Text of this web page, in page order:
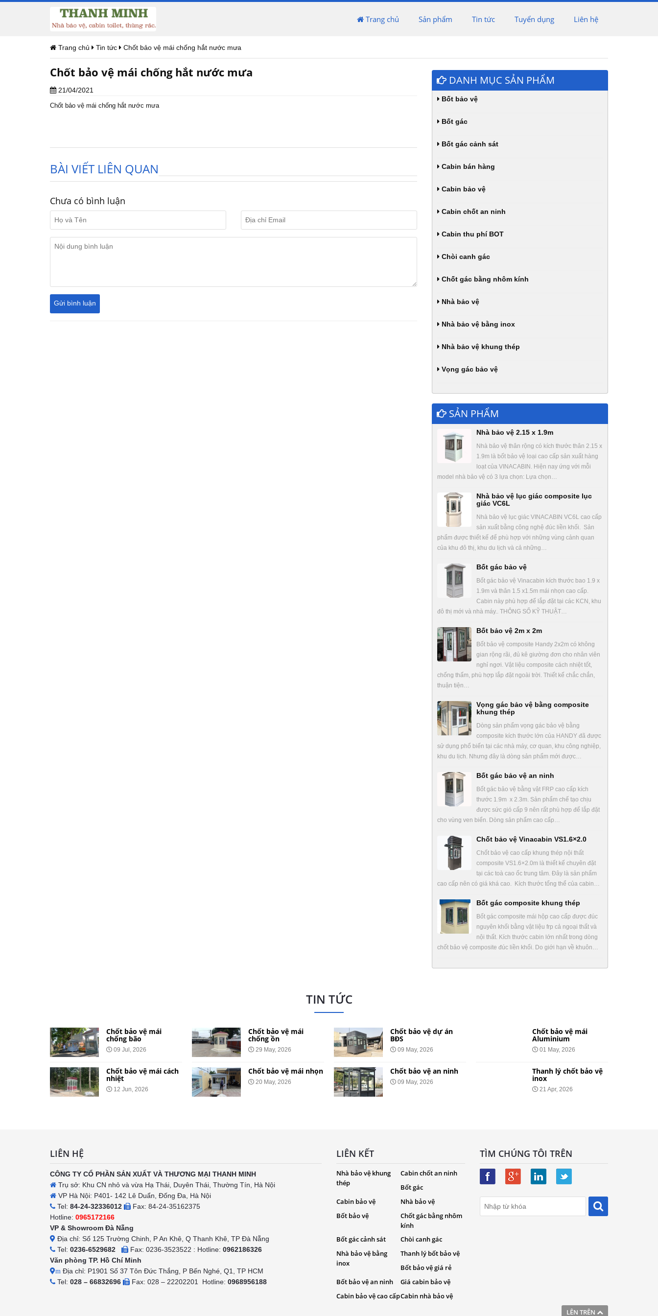
Trang chủ Sản phẩm Tin tức Tuyển dụng Liên hệ
Trang chủ Tin tức Chốt bảo vệ mái chống hắt nước mưa
Chốt bảo vệ mái chống hắt nước mưa
21/04/2021
Chốt bảo vệ mái chống hắt nước mưa
BÀI VIẾT LIÊN QUAN
Chưa có bình luận
DANH MỤC SẢN PHẨM
Bốt bảo vệ
Bốt gác
Bốt gác cảnh sát
Cabin bán hàng
Cabin bảo vệ
Cabin chốt an ninh
Cabin thu phí BOT
Chòi canh gác
Chốt gác bằng nhôm kính
Nhà bảo vệ
Nhà bảo vệ bằng inox
Nhà bảo vệ khung thép
Vọng gác bảo vệ
SẢN PHẨM
Nhà bảo vệ 2.15 x 1.9m
Nhà bảo vệ thân rộng có kích thước thân 2.15 x
1.9m là bốt bảo vệ loại cao cấp sản xuất hàng
loạt của VINACABIN. Hiện nay ứng với mỗi
model nhà bảo vệ có 3 lựa chọn: Lựa chọn…
Nhà bảo vệ lục giác composite lục
giác VC6L
Nhà bảo vệ lục giác VINACABIN VC6L cao cấp
sản xuất bằng công nghệ đúc liền khối. Sản
phẩm được thiết kế để phù hợp với những vùng cảnh quan
của khu đô thị, khu du lịch và cả những…
Bốt gác bảo vệ
Bốt gác bảo vệ Vinacabin kích thước bao 1.9 x
1.9m và thân 1.5 x1.5m mái nhọn cao cấp.
Cabin này phù hợp để lắp đặt tại các KCN, khu
đô thị mới và nhà máy.. THÔNG SỐ KỸ THUẬT…
Bốt bảo vệ 2m x 2m
Bốt bảo vệ composite Handy 2x2m có không
gian rộng rãi, đủ kê giường đơn cho nhân viên
nghỉ ngơi. Vật liệu composite cách nhiệt tốt,
chống thấm, phù hợp lắp đặt ngoài trời. Thiết kế chắc chắn,
thuận tiện…
Vọng gác bảo vệ bằng composite
khung thép
Dòng sản phẩm vọng gác bảo vệ bằng
composite kích thước lớn của HANDY đã được
sử dụng phổ biến tại các nhà máy, cơ quan, khu công nghiệp,
khu du lịch. Nhưng đây là dòng sản phẩm mới được…
Bốt gác bảo vệ an ninh
Bốt gác bảo vệ bằng vật FRP cao cấp kích
thước 1.9m x 2.3m. Sản phẩm chế tạo chịu
được sức gió cấp 9 nên rất phù hợp để lắp đặt
cho vùng ven biển. Dòng sản phẩm cao cấp…
Chốt bảo vệ Vinacabin VS1.6×2.0
Chốt bảo vệ cao cấp khung thép nội thất
composite VS1.6×2.0m là thiết kế chuyên đặt
tại các toà cao ốc trung tâm. Đây là sản phẩm
cao cấp nên có giá khá cao. Kích thước tổng thể của cabin…
Bốt gác composite khung thép
Bốt gác composite mái hộp cao cấp được đúc
nguyên khối bằng vật liệu frp cả ngoại thất và
nội thất. Kích thước cabin lớn nhất trong dòng
chốt bảo vệ composite đúc liền khối. Do giới hạn về khuôn…
TIN TỨC
Chốt bảo vệ mái
chống bão
09 Jul, 2026
Chốt bảo vệ mái cách
nhiệt
12 Jun, 2026
Chốt bảo vệ mái
chống ồn
29 May, 2026
Chốt bảo vệ mái nhọn
20 May, 2026
Chốt bảo vệ dự án
BĐS
09 May, 2026
Chốt bảo vệ an ninh
09 May, 2026
Chốt bảo vệ mái
Aluminium
01 May, 2026
Thanh lý chốt bảo vệ
inox
21 Apr, 2026
LÊN TRÊN
LIÊN HỆ
CÔNG TY CỔ PHẦN SẢN XUẤT VÀ THƯƠNG MẠI THANH MINH
Trụ sở: Khu CN nhỏ và vừa Hạ Thái, Duyên Thái, Thường Tín, Hà Nội
VP Hà Nội: P401- 142 Lê Duẩn, Đống Đa, Hà Nội
Tel: 84-24-32336012
Fax: 84-24-35162375
Hotline: 0965172166
VP & Showroom Đà Nẵng
Địa chỉ: Số 125 Trường Chinh, P An Khê, Q Thanh Khê, TP Đà Nẵng
Tel: 0236-6529682 Fax: 0236-3523522 : Hotline: 0962186326
Văn phòng TP. Hồ Chí Minh
m Địa chỉ: P1901 Số 37 Tôn Đức Thắng, P Bến Nghé, Q1, TP HCM
Tel: 028 – 66832696 Fax: 028 – 22202201 Hotline: 0968956188
LIÊN KẾT
Nhà bảo vệ khung
thép
Cabin chốt an ninh
Bốt gác
Cabin bảo vệ
Nhà bảo vệ
Bốt bảo vệ
Chốt gác bằng nhôm
kính
Bốt gác cảnh sát
Chòi canh gác
Nhà bảo vệ bằng
inox
Thanh lý bốt bảo vệ
Bốt bảo vệ giá rẻ
Bốt bảo vệ an ninh
Giá cabin bảo vệ
Cabin bảo vệ cao cấpCabin nhà bảo vệ
TÌM CHÚNG TÔI TRÊN